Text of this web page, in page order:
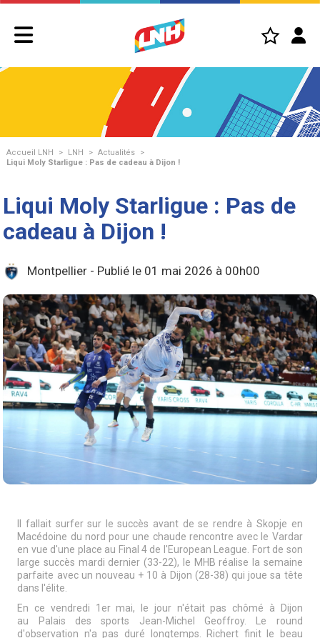
Accueil LNH > LNH > Actualités
>
Liqui Moly Starligue : Pas de cadeau à Dijon !
Liqui Moly Starligue : Pas de
cadeau à Dijon !
Montpellier - Publié le 01 mai 2026 à 00h00
Il fallait surfer sur le succès avant de se rendre à Skopje en
Macédoine du nord pour une chaude rencontre avec le Vardar
en vue d'une place au Final 4 de l'European League. Fort de son
large succès mardi dernier (33-22), le MHB réalise la semaine
parfaite avec un nouveau + 10 à Dijon (28-38) qui joue sa tête
dans l'élite.
En ce vendredi 1er mai, le jour n'était pas chômé à Dijon
au Palais des sports Jean-Michel Geoffroy. Le round
d'observation n'a pas duré longtemps. Richert finit le beau